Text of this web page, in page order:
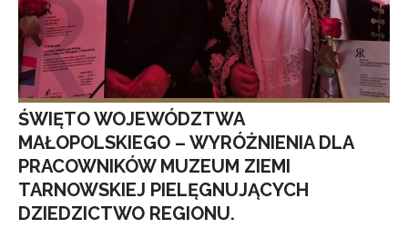
ŚWIĘTO WOJEWÓDZTWA
MAŁOPOLSKIEGO – WYRÓŻNIENIA DLA
PRACOWNIKÓW MUZEUM ZIEMI
TARNOWSKIEJ PIELĘGNUJĄCYCH
DZIEDZICTWO REGIONU.